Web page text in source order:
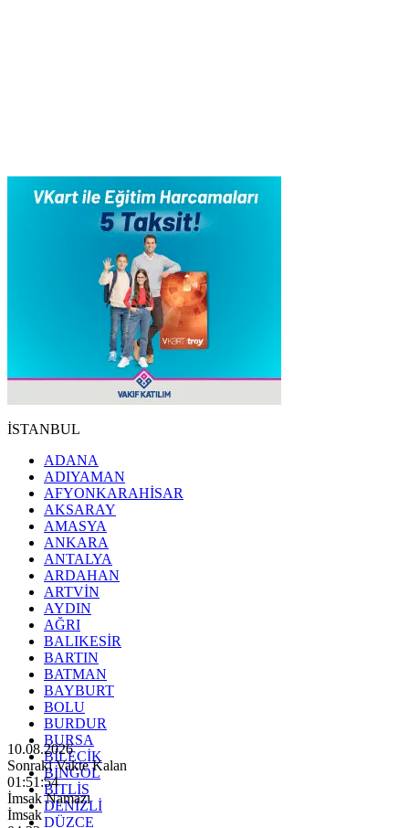
İSTANBUL
ADANA
ADIYAMAN
AFYONKARAHİSAR
AKSARAY
AMASYA
ANKARA
ANTALYA
ARDAHAN
ARTVİN
AYDIN
AĞRI
BALIKESİR
BARTIN
BATMAN
BAYBURT
BOLU
BURDUR
BURSA
BİLECİK
BİNGÖL
BİTLİS
DENİZLİ
DÜZCE
10.08.2026
Sonraki Vakte Kalan
01:51:52
İmsak Namazı
İmsak